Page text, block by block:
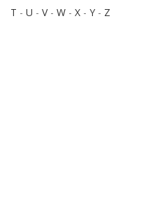
T - U - V- W - X - Y - Z